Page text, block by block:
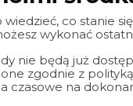
co stanie
wykonać
nie będą już
zgodnie z
czasowe na